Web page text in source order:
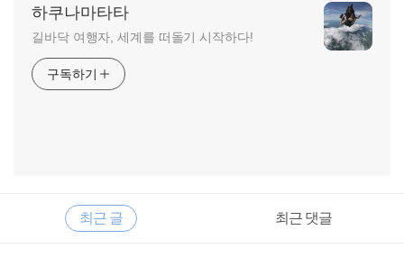
하쿠나마타타
길바닥 여행자, 세계를 떠돌기 시작하다!
구독하기
RECENTLY
최근 글 최근 댓글